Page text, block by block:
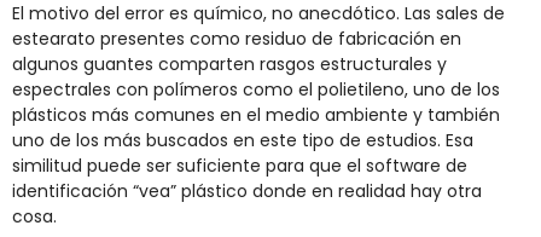
El motivo del error es químico, no anecdótico. Las sales de
estearato presentes como residuo de fabricación en
algunos guantes comparten rasgos estructurales y
espectrales con polímeros como el polietileno, uno de los
plásticos más comunes en el medio ambiente y también
uno de los más buscados en este tipo de estudios. Esa
similitud puede ser suficiente para que el software de
identificación “vea” plástico donde en realidad hay otra
cosa.